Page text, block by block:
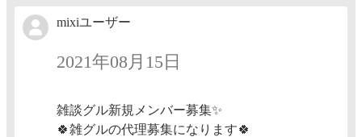
mixiユーザー
2021年08月15日
雑談グル新規メンバー募集✨
🍀雑グルの代理募集になります🍀